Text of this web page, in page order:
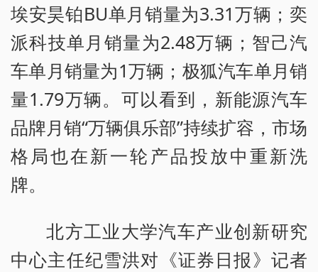
埃安昊铂BU单月销量为3.31万辆；奕
派科技单月销量为2.48万辆；智己汽
车单月销量为1万辆；极狐汽车单月销
量1.79万辆。可以看到，新能源汽车
品牌月销“万辆俱乐部”持续扩容，市场
格局也在新一轮产品投放中重新洗
牌。
北方工业大学汽车产业创新研究
中心主任纪雪洪对《证券日报》记者